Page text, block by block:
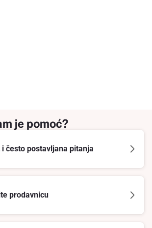
je pomoć?
i često postavljana pitanja
prodavnicu